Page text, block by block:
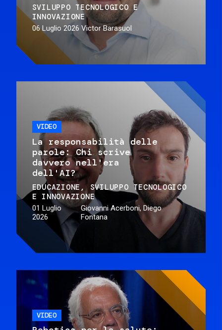
SVILUPPO TECNOLOGICO E
INNOVAZIONE
06 Luglio 2026 Victor Barasuol
VIDEO
La responsabilità delle
parole: Chi scrive
davvero nell'era
dell'AI?
EDUCAZIONE
SVILUPPO TECNOLOGICO
E INNOVAZIONE
01 Luglio
2026
Giovanni Acerboni, Diego
Fontana
VIDEO